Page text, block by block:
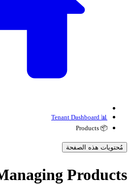
📊 Tenant Dashboard
📦 Products
مُحتويات هذه الصفحة
Managing